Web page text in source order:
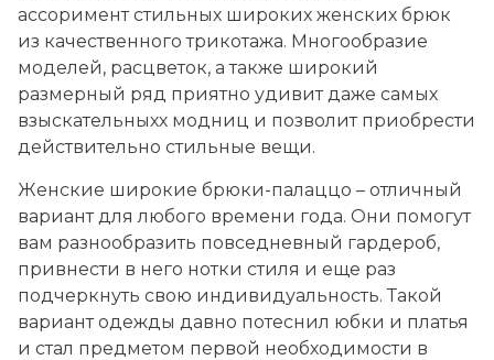
ассоримент стильных широких женских брюк
из качественного трикотажа. Многообразие
моделей, расцветок, а также широкий
размерный ряд приятно удивит даже самых
взыскательныхх модниц и позволит приобрести
действительно стильные вещи.
Женские широкие брюки-палаццо – отличный
вариант для любого времени года. Они помогут
вам разнообразить повседневный гардероб,
привнести в него нотки стиля и еще раз
подчеркнуть свою индивидуальность. Такой
вариант одежды давно потеснил юбки и платья
и стал предметом первой необходимости в